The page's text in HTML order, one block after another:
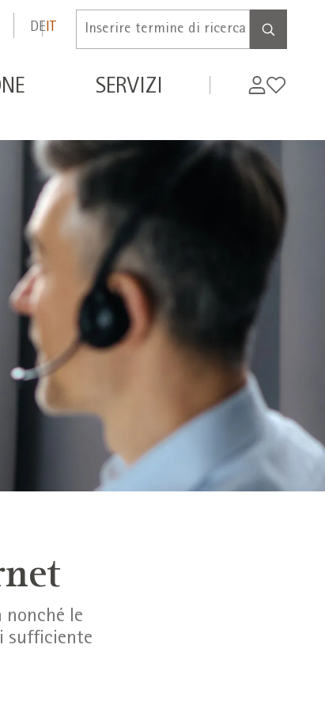
DEIT
Inserire
ricerca
SERVIZI
MyWishlist
le
sufficiente